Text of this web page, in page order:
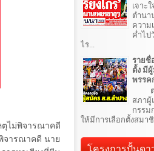
ตุไม่พิจารณาคดี
จารณาคดี นาย
เจาะ
ตำนา
ความ
ค่ำไป
ไร...
รายชื่
ตั้ง มี
พรรค
ตา
สภาผู้
กรรม
ให้มีการเลือกตั้งสมา